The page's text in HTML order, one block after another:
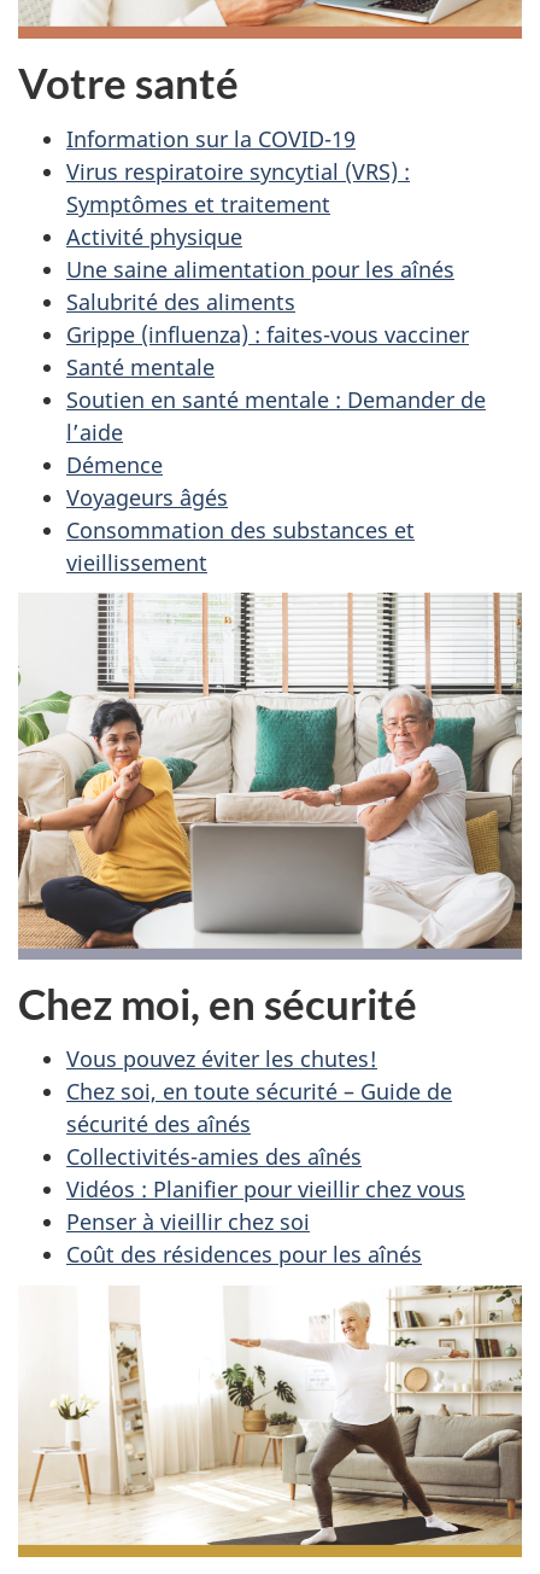
Votre santé
Information sur la COVID-19
Virus respiratoire syncytial (VRS) :
Symptômes et traitement
Activité physique
Une saine alimentation pour les aînés
Salubrité des aliments
Grippe (influenza) : faites-vous vacciner
Santé mentale
Soutien en santé mentale : Demander de
l’aide
Démence
Voyageurs âgés
Consommation des substances et
vieillissement
Chez moi, en sécurité
Vous pouvez éviter les chutes!
Chez soi, en toute sécurité – Guide de
sécurité des aînés
Collectivités-amies des aînés
Vidéos : Planifier pour vieillir chez vous
Penser à vieillir chez soi
Coût des résidences pour les aînés